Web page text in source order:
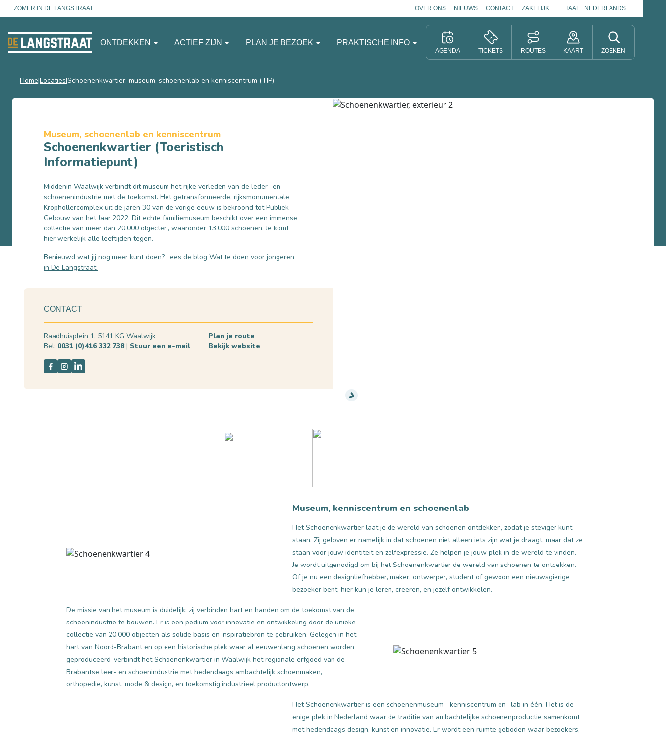
ZOMER IN DE LANGSTRAAT OVER ONS NIEUWS CONTACT ZAKELIJK TAAL: NEDERLANDS
ONTDEKKEN ACTIEF ZIJN PLAN JE BEZOEK PRAKTISCHE INFO
AGENDA TICKETS ROUTES KAART ZOEKEN
Home Locaties Schoenenkwartier: museum, schoenenlab en kenniscentrum (TIP)
Museum, schoenenlab en kenniscentrum
Schoenenkwartier (Toeristisch
Informatiepunt)
Middenin Waalwijk verbindt dit museum het rijke verleden van de leder- en
schoenenindustrie met de toekomst. Het getransformeerde, rijksmonumentale
Krophollercomplex uit de jaren 30 van de vorige eeuw is bekroond tot Publiek
Gebouw van het Jaar 2022. Dit echte familiemuseum beschikt over een immense
collectie van meer dan 20.000 objecten, waaronder 13.000 schoenen. Je komt
hier werkelijk alle leeftijden tegen.
Benieuwd wat jij nog meer kunt doen? Lees de blog Wat te doen voor jongeren
in De Langstraat.
CONTACT
Raadhuisplein 1, 5141 KG Waalwijk
Bel: 0031 (0)416 332 738 | Stuur een e-mail
Plan je route
Bekijk website
Museum, kenniscentrum en schoenenlab
Het Schoenenkwartier laat je de wereld van schoenen ontdekken, zodat je steviger kunt
staan. Zij geloven er namelijk in dat schoenen niet alleen iets zijn wat je draagt, maar dat ze
staan voor jouw identiteit en zelfexpressie. Ze helpen je jouw plek in de wereld te vinden.
Je wordt uitgenodigd om bij het Schoenenkwartier de wereld van schoenen te ontdekken.
Of je nu een designliefhebber, maker, ontwerper, student of gewoon een nieuwsgierige
bezoeker bent, hier kun je leren, creëren, en jezelf ontwikkelen.
De missie van het museum is duidelijk: zij verbinden hart en handen om de toekomst van de
schoenindustrie te bouwen. Er is een podium voor innovatie en ontwikkeling door de unieke
collectie van 20.000 objecten als solide basis en inspiratiebron te gebruiken. Gelegen in het
hart van Noord-Brabant en op een historische plek waar al eeuwenlang schoenen worden
geproduceerd, verbindt het Schoenenkwartier in Waalwijk het regionale erfgoed van de
Brabantse leer- en schoenindustrie met hedendaags ambachtelijk schoenmaken,
orthopedie, kunst, mode & design, en toekomstig industrieel productontwerp.
Het Schoenenkwartier is een schoenenmuseum, -kenniscentrum en -lab in één. Het is de
enige plek in Nederland waar de traditie van ambachtelijke schoenenproductie samenkomt
met hedendaags design, kunst en innovatie. Er wordt een ruimte geboden waar bezoekers,